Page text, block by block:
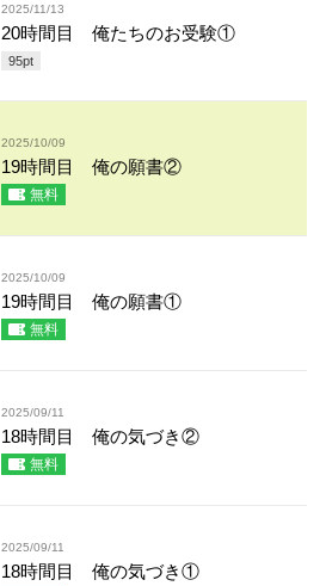
2025/11/13
20時間目 俺たちのお受験①
95pt
2025/10/09
19時間目 俺の願書②
無料
2025/10/09
19時間目 俺の願書①
無料
2025/09/11
18時間目 俺の気づき②
無料
2025/09/11
18時間目 俺の気づき①